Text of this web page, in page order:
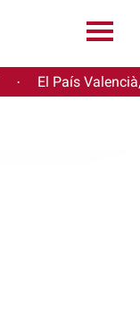
· El País